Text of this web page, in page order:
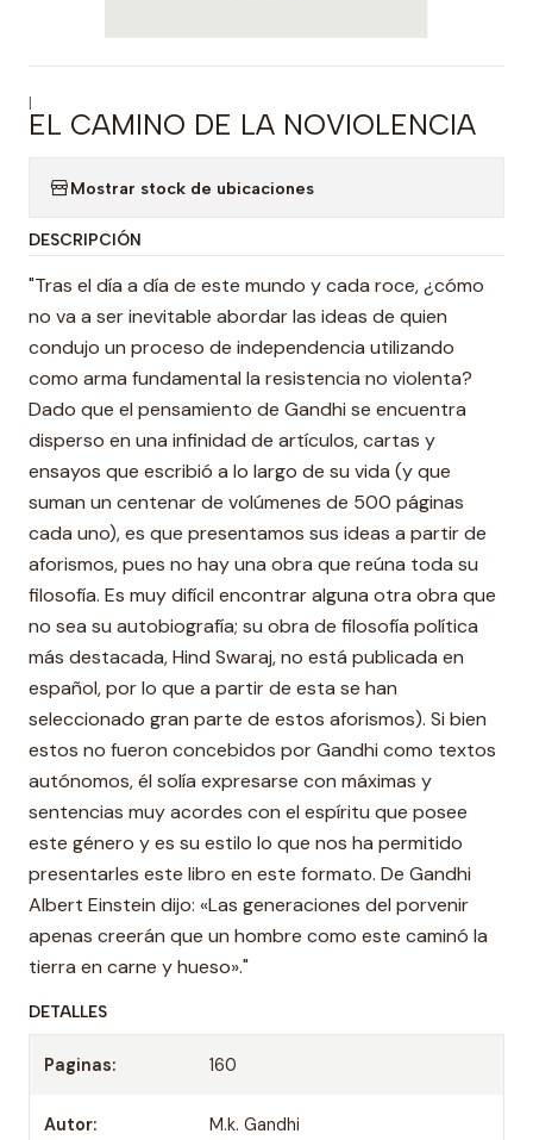
|
EL CAMINO DE LA NOVIOLENCIA
Mostrar stock de ubicaciones
DESCRIPCIÓN
"Tras el día a día de este mundo y cada roce, ¿cómo
no va a ser inevitable abordar las ideas de quien
condujo un proceso de independencia utilizando
como arma fundamental la resistencia no violenta?
Dado que el pensamiento de Gandhi se encuentra
disperso en una infinidad de artículos, cartas y
ensayos que escribió a lo largo de su vida (y que
suman un centenar de volúmenes de 500 páginas
cada uno), es que presentamos sus ideas a partir de
aforismos, pues no hay una obra que reúna toda su
filosofía. Es muy difícil encontrar alguna otra obra que
no sea su autobiografía; su obra de filosofía política
más destacada, Hind Swaraj, no está publicada en
español, por lo que a partir de esta se han
seleccionado gran parte de estos aforismos). Si bien
estos no fueron concebidos por Gandhi como textos
autónomos, él solía expresarse con máximas y
sentencias muy acordes con el espíritu que posee
este género y es su estilo lo que nos ha permitido
presentarles este libro en este formato. De Gandhi
Albert Einstein dijo: «Las generaciones del porvenir
apenas creerán que un hombre como este caminó la
tierra en carne y hueso»."
DETALLES
Paginas: 160
Autor: M.k. Gandhi